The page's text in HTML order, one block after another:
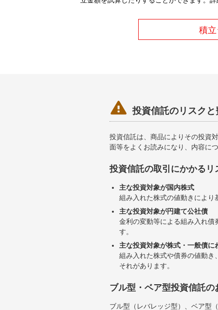
積
 投資信託のリスク
投資信託は、商品によりその投資
面等をよくお読みになり、内容に
投資信託の取引にかかるリ
主な投資対象が国内株式
組み入れた株式の値動きによ
主な投資対象が円建て公社債
金利の変動等による組み入れ
す。
主な投資対象が株式・一般債
組み入れた株式や債券の値動
それがあります。
ブル型・ベア型投資信託
ブル型（レバレッジ型）、ベア型